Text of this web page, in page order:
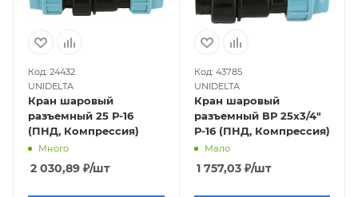
Код: 24432
UNIDELTA
Кран шаровый
разъемный 25 Р-16
(ПНД, Компрессия)
Много
2 030,89 ₽/шт
Код: 43785
UNIDELTA
Кран шаровый
разъемный ВР 25х3/4"
Р-16 (ПНД, Компрессия)
Мало
1 757,03₽/шт